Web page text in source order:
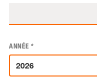
ANNÉE *